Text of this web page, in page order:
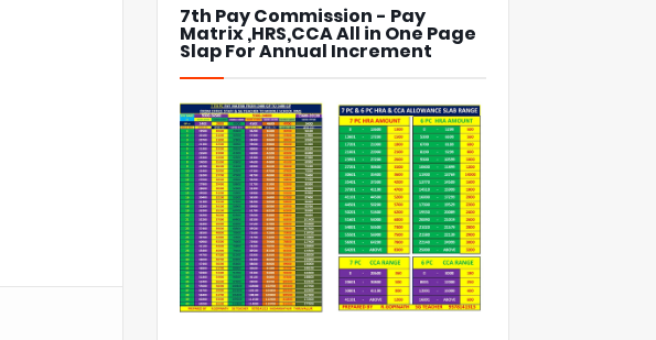
7th Pay Commission - Pay
Matrix ,HRS,CCA All in One Page
Slap For Annual Increment